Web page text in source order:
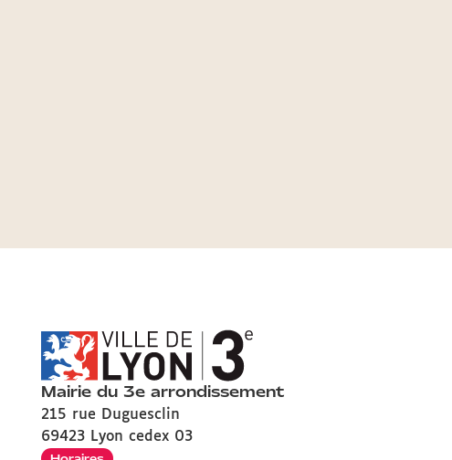
Mairie du 3e arrondissement
215 rue Duguesclin
69423 Lyon cedex 03